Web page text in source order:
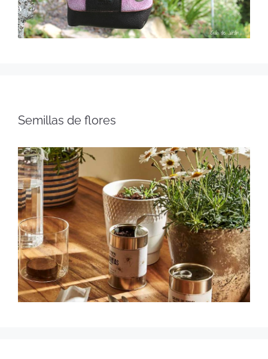
Semillas de flores